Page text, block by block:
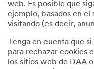
web. Es posible que
ejemplo, basados en
visitando (es decir,
Tenga en cuenta que
para rechazar cookies
los sitios web de DAA